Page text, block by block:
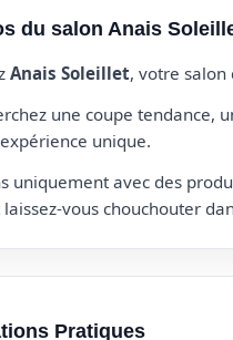
du salon Anais
Anais Soleillet, votre
une coupe tendance,
unique.
uniquement avec des
vous chouchouter
Pratiques